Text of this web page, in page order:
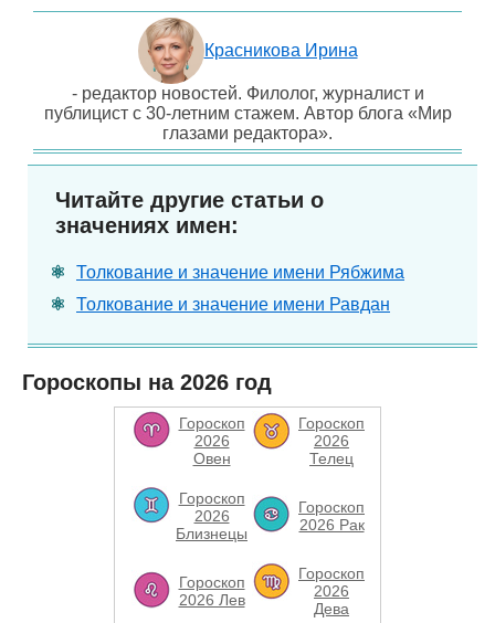
Красникова Ирина
- редактор новостей. Филолог, журналист и
публицист с 30-летним стажем. Автор блога «Мир
глазами редактора».
Читайте другие статьи о
значениях имен:
Толкование и значение имени Рябжима
Толкование и значение имени Равдан
Гороскопы на 2026 год
Гороскоп
2026
Овен
Гороскоп
2026
Телец
Гороскоп
2026
Близнецы
Гороскоп
2026 Рак
Гороскоп
2026 Лев
Гороскоп
2026
Дева